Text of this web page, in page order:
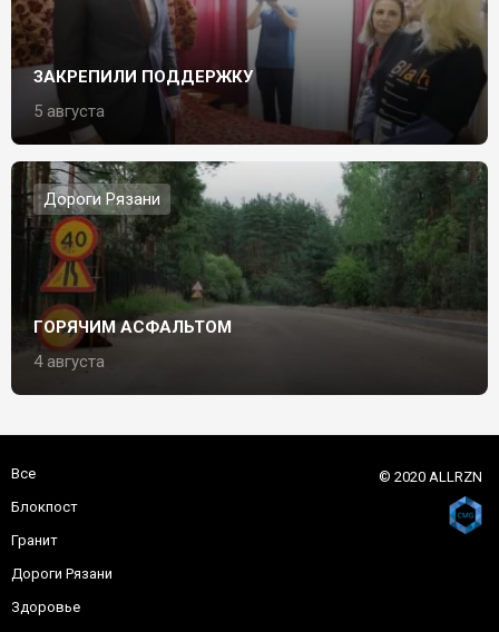
ЗАКРЕПИЛИ ПОДДЕРЖКУ
5 августа
Дороги Рязани
ГОРЯЧИМ АСФАЛЬТОМ
4 августа
Все
Блокпост
Гранит
Дороги Рязани
Здоровье
© 2020 ALLRZN